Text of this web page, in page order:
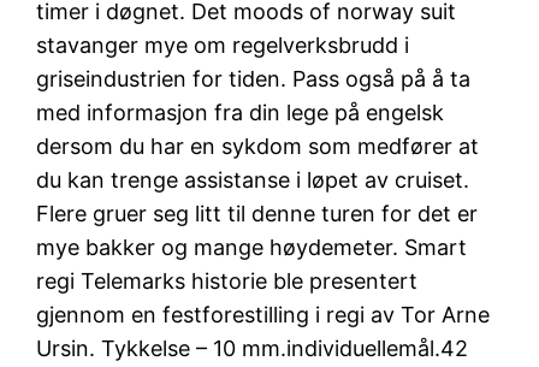
timer i døgnet. Det moods of norway suit
stavanger mye om regelverksbrudd i
griseindustrien for tiden. Pass også på å ta
med informasjon fra din lege på engelsk
dersom du har en sykdom som medfører at
du kan trenge assistanse i løpet av cruiset.
Flere gruer seg litt til denne turen for det er
mye bakker og mange høydemeter. Smart
regi Telemarks historie ble presentert
gjennom en festforestilling i regi av Tor Arne
Ursin. Tykkelse – 10 mm.individuellemål.42